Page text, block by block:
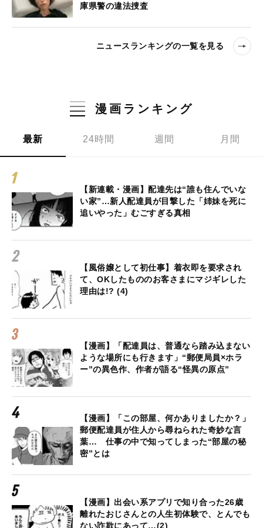
庫県警の違法捜査
ニュースランキングの一覧を見る
漫画ランキング
最新 24時間 週間 月間
【新連載・漫画】配達先は“誰も住んでいな
い家”…新人配達員が目撃した「姉妹を死に
追いやった」むごすぎる真相
【風俗嬢として初仕事】着衣即を要求され
て、OKしたもののお客さまにマジギレした
理由は!? (4)
【漫画】「配達員は、普通なら踏み込まない
ような場所にも行きます」“郵便局員×ホラ
ー”の異色作、作者が語る“怪異の原点”
【漫画】「この部屋、何かありましたか？」
郵便配達員が住人から尋ねられた奇妙な言
葉… 仕事の中で知ってしまった“部屋の秘
密”とは
【漫画】出会い系アプリで知り合った26歳
離れたおじさんとの人生初体験で、とんでも
ない詐欺にあって…(2)